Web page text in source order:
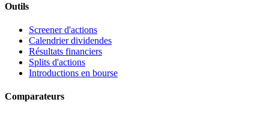
Outils
Screener d'actions
Calendrier dividendes
Résultats financiers
Splits d'actions
Introductions en bourse
Comparateurs